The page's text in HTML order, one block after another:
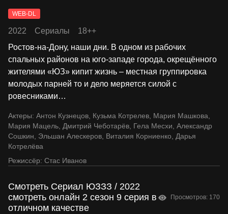
WEB-DL
2022 Сериалы
18++
Ростов-на-Дону, наши дни. В одном из рабочих
спальных районов на юго-западе города, окрещённого
жителями «ЮЗ» кипит жизнь – местная группировка
молодых парней то и дело меряется силой с
ровесниками…
Актеры: Антон Кузнецов, Кузьма Котрелев, Мария Машкова,
Мария Мацель, Дмитрий Чеботарёв, Гела Месхи, Александр
Сошкин, Эльшан Алескеров, Виталия Корниенко, Дарья
Котрелёва
Режиссёр: Стас Иванов
Смотреть Сериал ЮЗЗЗ / 2022
смотреть онлайн 2 сезон 9 серия в
отличном качестве
Просмотров: 170